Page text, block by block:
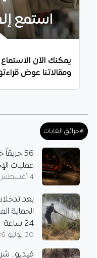
والمكافآت؟
طرابزون سبور التركي يعلن
التعاقد مع محمد صلاح بعقد
والراتب والمكافآت، بعد نهاية
مسيرته مع ليفربول…
استمع
يمكنك الآن الاستماع
ومقالاتنا عوض
#حرائق الغابات
عمليات
4 أغسطس 2026
بعد
24 ساعة
30 يوليو 2026